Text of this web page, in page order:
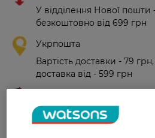
У відділення Нової пошти
безкоштовно від 699 грн
Укрпошта
Вартість доставки - 79
доставка від - 599 грн
Вартість доставки - 0 грн